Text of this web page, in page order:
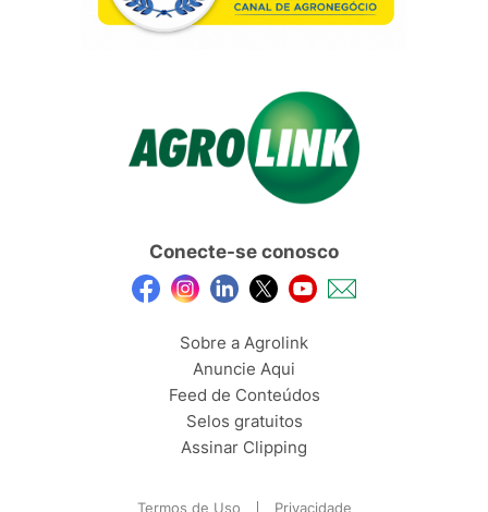
Conecte-se conosco
Sobre a Agrolink
Anuncie Aqui
Feed de Conteúdos
Selos gratuitos
Assinar Clipping
Termos de Uso Privacidade